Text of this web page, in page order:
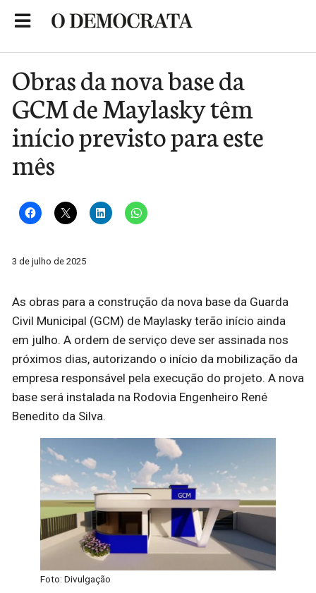
Obras da nova base da
GCM de Maylasky têm
início previsto para este
mês
3 de julho de 2025
As obras para a construção da nova base da Guarda
Civil Municipal (GCM) de Maylasky terão início ainda
em julho. A ordem de serviço deve ser assinada nos
próximos dias, autorizando o início da mobilização da
empresa responsável pela execução do projeto. A nova
base será instalada na Rodovia Engenheiro René
Benedito da Silva.
Foto: Divulgação